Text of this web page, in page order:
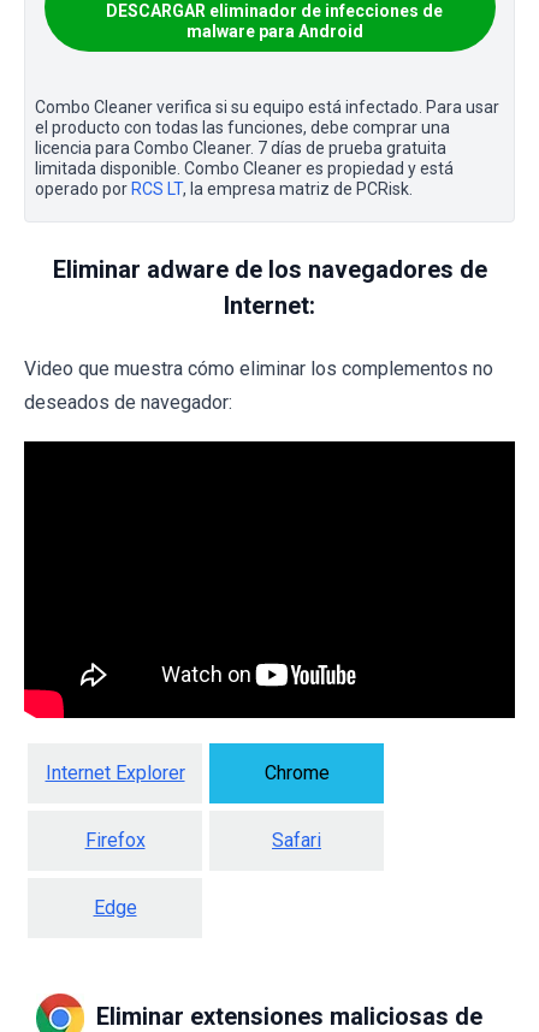
DESCARGAR eliminador de infecciones de
malware para Android
Combo Cleaner verifica si su equipo está infectado. Para usar
el producto con todas las funciones, debe comprar una
licencia para Combo Cleaner. 7 días de prueba gratuita
limitada disponible. Combo Cleaner es propiedad y está
operado por RCS LT, la empresa matriz de PCRisk.
Eliminar adware de los navegadores de
Internet:
Video que muestra cómo eliminar los complementos no
deseados de navegador:
Internet Explorer Chrome
Firefox Safari
Edge
Eliminar extensiones maliciosas de